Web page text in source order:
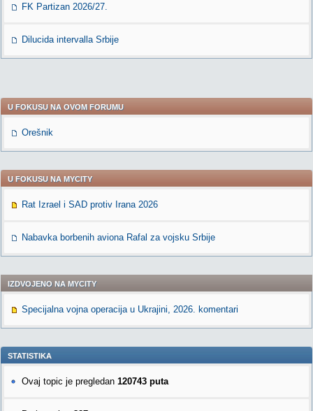
FK Partizan 2026/27.
Dilucida intervalla Srbije
U FOKUSU NA OVOM FORUMU
Orešnik
U FOKUSU NA MYCITY
Rat Izrael i SAD protiv Irana 2026
Nabavka borbenih aviona Rafal za vojsku Srbije
IZDVOJENO NA MYCITY
Specijalna vojna operacija u Ukrajini, 2026. komentari
STATISTIKA
Ovaj topic je pregledan 120743 puta